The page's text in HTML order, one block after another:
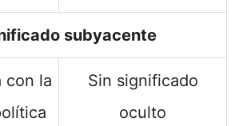
subyacente
con la
Sin significado
oculto